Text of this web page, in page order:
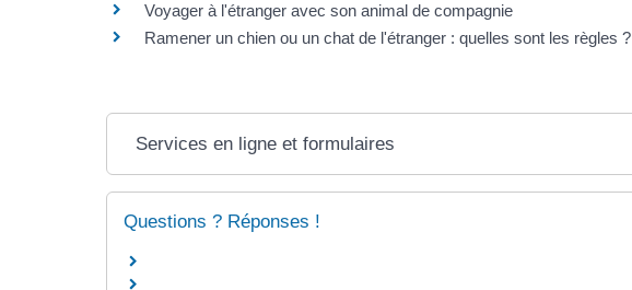
Voyager à l'étranger avec son animal de compagnie
Ramener un chien ou un chat de l'étranger : quelles sont les règles ?
Services en ligne et formulaires
Questions ? Réponses !